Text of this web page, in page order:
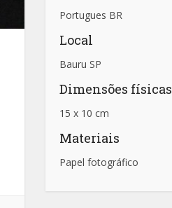
Portugues BR
Local
Bauru SP
Dimensões físicas
15 x 10 cm
Materiais
Papel fotográfico